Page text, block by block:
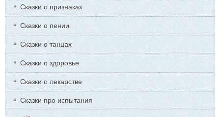
Сказки о признаках
Сказки о пении
Сказки о танцах
Сказки о здоровье
Сказки о лекарстве
Сказки про испытания